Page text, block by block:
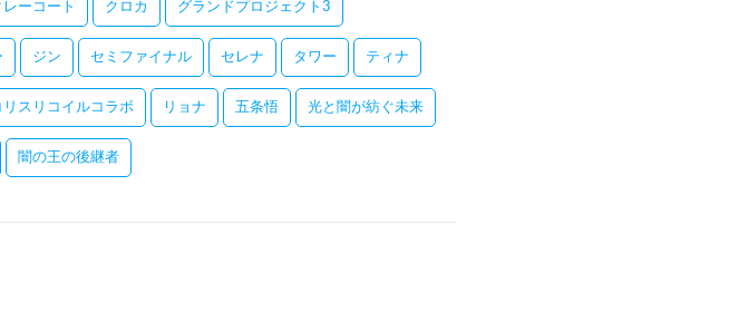
レーコート クロカ グランドプロジェクト3
ジン セミファイナル セレナ タワー ティナ
リスリコイルコラボ リョナ 五条悟 光と闇が紡ぐ未来
闇の王の後継者